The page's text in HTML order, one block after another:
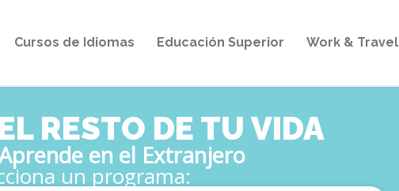
Cursos de Idiomas Educación Superior Work & Travel
RESTO DE TU VIDA
en el Extranjero
un programa: